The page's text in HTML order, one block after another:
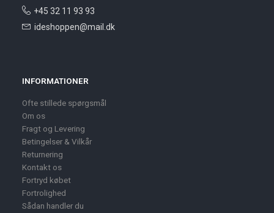
+45 32 11 93 93
ideshoppen@mail.dk
INFORMATIONER
Ofte stillede spørgsmål
Om os
Fragt og Levering
Betingelser & Vilkår
Returnering
Kontakt os
Fortryd købet
Fortrolighed
Sådan handler du